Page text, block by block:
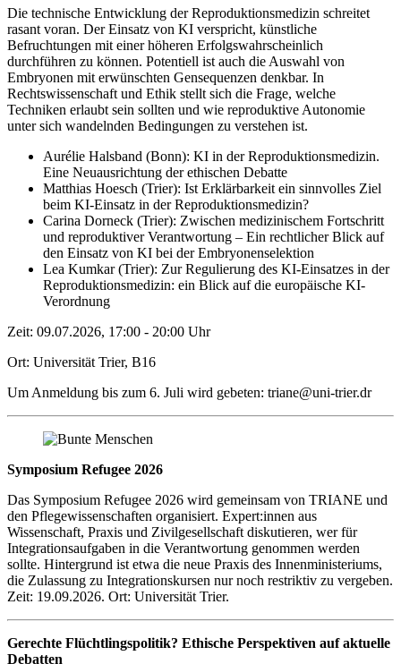
Die technische Entwicklung der Reproduktionsmedizin schreitet
rasant voran. Der Einsatz von KI verspricht, künstliche
Befruchtungen mit einer höheren Erfolgswahrscheinlich
durchführen zu können. Potentiell ist auch die Auswahl von
Embryonen mit erwünschten Gensequenzen denkbar. In
Rechtswissenschaft und Ethik stellt sich die Frage, welche
Techniken erlaubt sein sollten und wie reproduktive Autonomie
unter sich wandelnden Bedingungen zu verstehen ist.
Aurélie Halsband (Bonn): KI in der Reproduktionsmedizin.
Eine Neuausrichtung der ethischen Debatte
Matthias Hoesch (Trier): Ist Erklärbarkeit ein sinnvolles Ziel
beim KI-Einsatz in der Reproduktionsmedizin?
Carina Dorneck (Trier): Zwischen medizinischem Fortschritt
und reproduktiver Verantwortung – Ein rechtlicher Blick auf
den Einsatz von KI bei der Embryonenselektion
Lea Kumkar (Trier): Zur Regulierung des KI-Einsatzes in der
Reproduktionsmedizin: ein Blick auf die europäische KI-
Verordnung
Zeit: 09.07.2026, 17:00 - 20:00 Uhr
Ort: Universität Trier, B16
Um Anmeldung bis zum 6. Juli wird gebeten: triane@uni-trier.dr
Symposium Refugee 2026
Das Symposium Refugee 2026 wird gemeinsam von TRIANE und
den Pflegewissenschaften organisiert. Expert:innen aus
Wissenschaft, Praxis und Zivilgesellschaft diskutieren, wer für
Integrationsaufgaben in die Verantwortung genommen werden
sollte. Hintergrund ist etwa die neue Praxis des Innenministeriums,
die Zulassung zu Integrationskursen nur noch restriktiv zu vergeben.
Zeit: 19.09.2026. Ort: Universität Trier.
Gerechte Flüchtlingspolitik? Ethische Perspektiven auf aktuelle
Debatten